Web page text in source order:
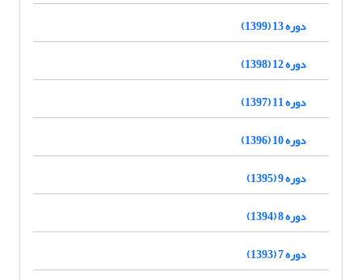
دوره 13 (1399)
دوره 12 (1398)
دوره 11 (1397)
دوره 10 (1396)
دوره 9 (1395)
دوره 8 (1394)
دوره 7 (1393)